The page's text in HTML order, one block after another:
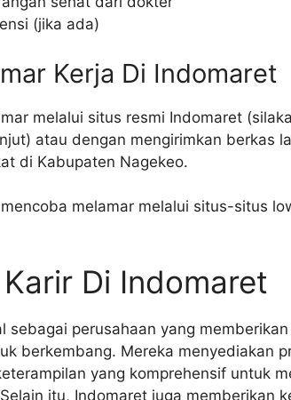
(jika ada)
Kerja Di Indomaret
melalui situs resmi Indomaret
atau dengan mengirimkan berkas
di Kabupaten Nagekeo.
melamar melalui situs-situs
Di Indomaret
sebagai perusahaan yang
berkembang. Mereka menyediakan
yang komprehensif untuk
itu, Indomaret juga memberikan